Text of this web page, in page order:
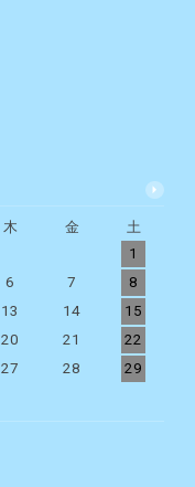
木 金
土
1
6 7
8
13 14
15
20 21
22
27 28
29